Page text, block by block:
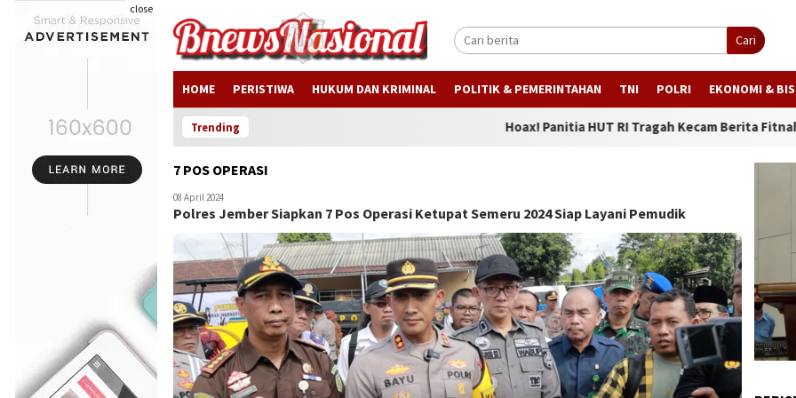
close
Cari
HOME PERISTIWA HUKUM DAN KRIMINAL POLITIK & PEMERINTAHAN TNI POLRI EKONOMI &
Trending Hoax! Panitia HUT RI Tragah Kecam Berita Fitnah Terkait
7 POS OPERASI
08 April 2024
Polres Jember Siapkan 7 Pos Operasi Ketupat Semeru 2024 Siap Layani Pemudik